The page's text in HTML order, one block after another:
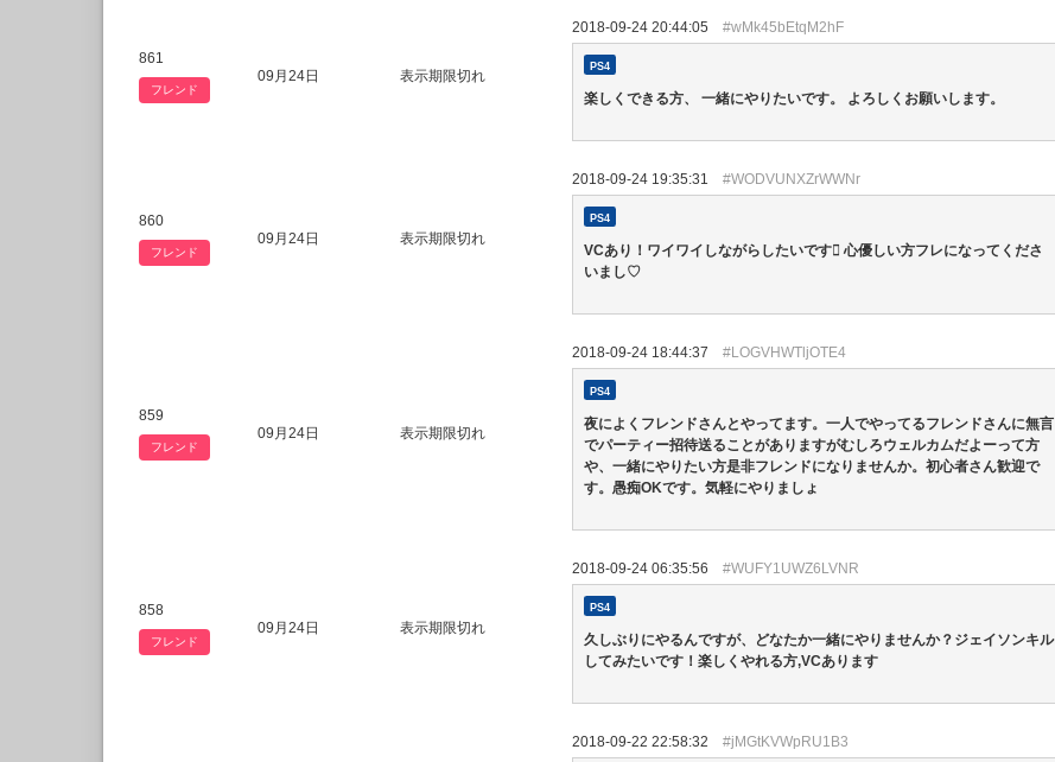
861
フレンド
09月24日 表示期限切れ
2018-09-24 20:44:05 #wMk45bEtqM2hF
PS4
楽しくできる方、 一緒にやりたいです。 よろしくお願いします。
860
フレンド
09月24日 表示期限切れ
2018-09-24 19:35:31 #WODVUNXZrWWNr
PS4
VCあり！ワイワイしながらしたいです 心優しい方フレになってくださ
いまし♡
859
フレンド
09月24日 表示期限切れ
2018-09-24 18:44:37 #LOGVHWTljOTE4
PS4
夜によくフレンドさんとやってます。一人でやってるフレンドさんに無言
でパーティー招待送ることがありますがむしろウェルカムだよーって方
や、一緒にやりたい方是非フレンドになりませんか。初心者さん歓迎で
す。愚痴OKです。気軽にやりましょ
858
フレンド
09月24日 表示期限切れ
2018-09-24 06:35:56 #WUFY1UWZ6LVNR
PS4
久しぶりにやるんですが、どなたか一緒にやりませんか？ジェイソンキル
してみたいです！楽しくやれる方,VCあります
2018-09-22 22:58:32 #jMGtKVWpRU1B3